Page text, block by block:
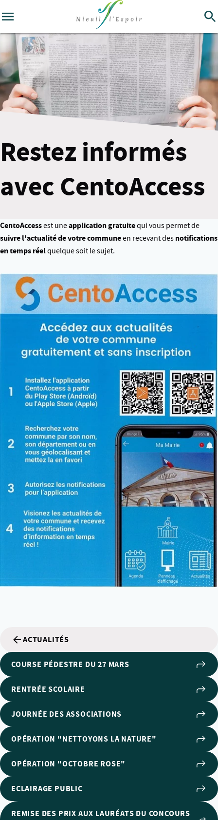
Restez informés
avec CentoAccess
CentoAccessest uneapplication gratuitequi vous permet de
suivre l'actualité de votre communeen recevant des notifications
en temps réelquelque soit le sujet.
ACTUALITÉS
COURSE PÉDESTRE DU 27 MARS
RENTRÉE SCOLAIRE
JOURNÉE DES ASSOCIATIONS
OPÉRATION "NETTOYONS LA NATURE"
OPÉRATION "OCTOBRE ROSE"
ECLAIRAGE PUBLIC
REMISE DES PRIX AUX LAURÉATS DU CONCOURS